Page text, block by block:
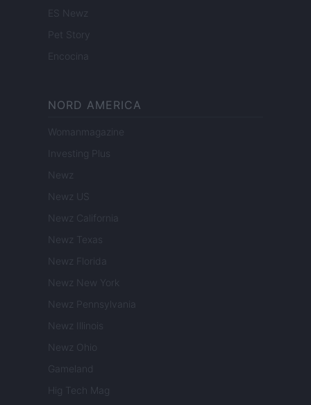
ES Newz
Pet Story
Encocina
NORD AMERICA
Womanmagazine
Investing Plus
Newz
Newz US
Newz California
Newz Texas
Newz Florida
Newz New York
Newz Pennsylvania
Newz Illinois
Newz Ohio
Gameland
Hig Tech Mag